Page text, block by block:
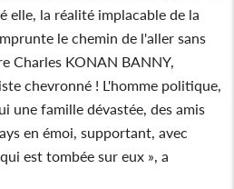
elle, la réalité implacable de la
le chemin de l'aller sans
Charles KONAN BANNY,
chevronné ! L'homme politique,
une famille dévastée, des amis
en émoi, supportant, avec
est tombée sur eux », a